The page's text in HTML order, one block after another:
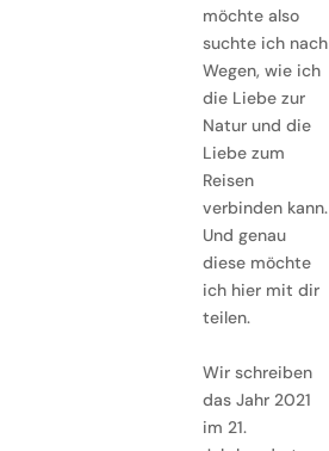
möchte also
suchte ich nach
Wegen, wie ich
die Liebe zur
Natur und die
Liebe zum
Reisen
verbinden kann.
Und genau
diese möchte
ich hier mit dir
teilen.
Wir schreiben
das Jahr 2021
im 21.